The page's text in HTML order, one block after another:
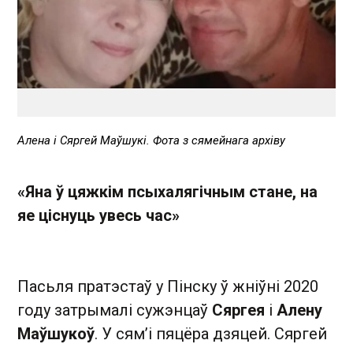
Алена і Сяргей Маўшукі. Фота з сямейнага архіву
«Яна ў цяжкім псыхалягічным стане, на
яе ціснуць увесь час»
Пасьля пратэстаў у Пінску ў жніўні 2020
году затрымалі сужэнцаў Сяргея і Алену
Маўшукоў. У сям’і пяцёра дзяцей. Сяргей